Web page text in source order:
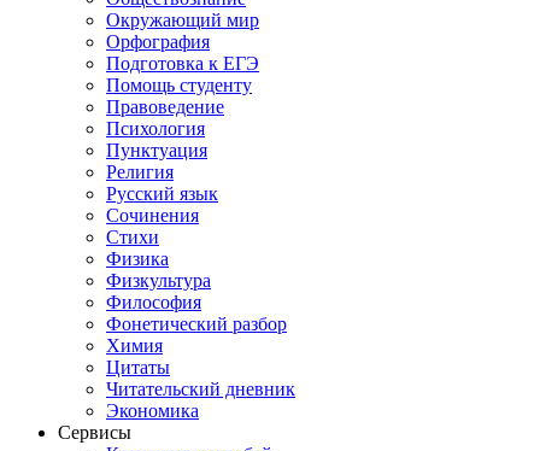
Окружающий мир
Орфография
Подготовка к ЕГЭ
Помощь студенту
Правоведение
Психология
Пунктуация
Религия
Русский язык
Сочинения
Стихи
Физика
Физкультура
Философия
Фонетический разбор
Химия
Цитаты
Читательский дневник
Экономика
Сервисы